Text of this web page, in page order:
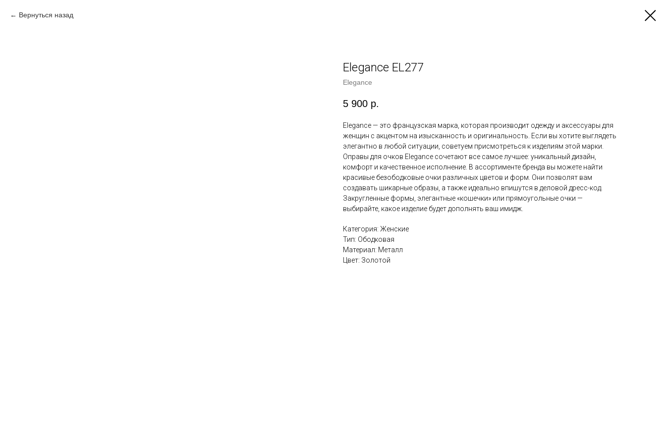
Вернуться назад
Elegance EL277
Elegance
5 900 р.
Elegance — это французская марка, которая производит одежду и аксессуары для
женщин с акцентом на изысканность и оригинальность. Если вы хотите выглядеть
элегантно в любой ситуации, советуем присмотреться к изделиям этой марки.
Оправы для очков Elegance сочетают все самое лучшее: уникальный дизайн,
комфорт и качественное исполнение. В ассортименте бренда вы можете найти
красивые безободковые очки различных цветов и форм. Они позволят вам
создавать шикарные образы, а также идеально впишутся в деловой дресс-код.
Закругленные формы, элегантные «кошечки» или прямоугольные очки —
выбирайте, какое изделие будет дополнять ваш имидж.
Категория: Женские
Тип: Ободковая
Материал: Металл
Цвет: Золотой